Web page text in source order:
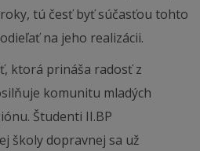
tú česť byť súčasťou tohto
na jeho realizácii.
ktorá prináša radosť z
komunitu mladých
Študenti II.BP
školy dopravnej sa už